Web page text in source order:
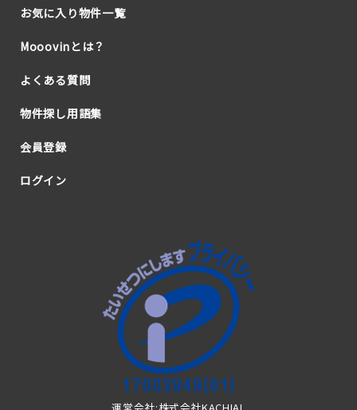
お気に入り物件一覧
Mooovinとは？
よくある質問
物件探し用語集
会員登録
ログイン
運営会社:株式会社KACHIAL